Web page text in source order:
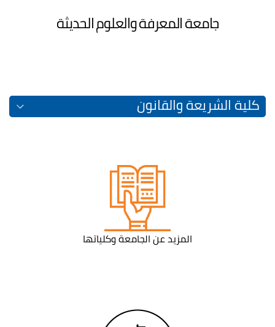
جامعة المعرفة والعلوم الحديثة
كلية الشريعة والقانون
المزيد عن الجامعة وكلياتها